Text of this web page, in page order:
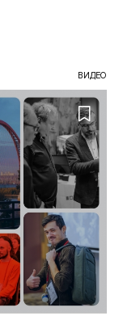
ВИДЕО